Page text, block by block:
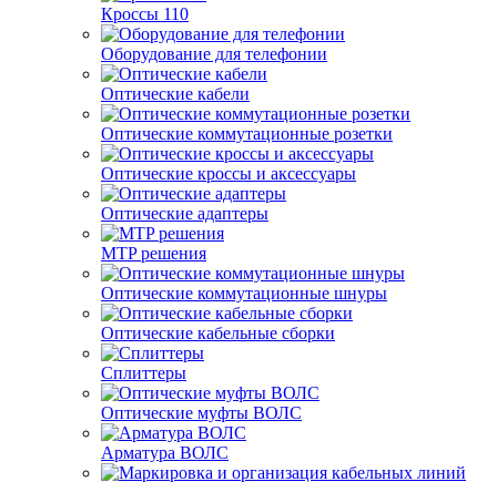
Кроссы 110
Оборудование для телефонии
Оптические кабели
Оптические коммутационные розетки
Оптические кроссы и аксессуары
Оптические адаптеры
MTP решения
Оптические коммутационные шнуры
Оптические кабельные сборки
Сплиттеры
Оптические муфты ВОЛС
Арматура ВОЛС